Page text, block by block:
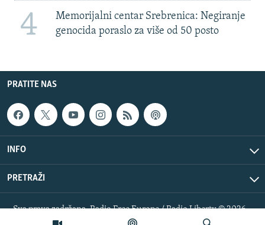
4
Memorijalni centar Srebrenica: Negiranje
genocida poraslo za više od 50 posto
PRATITE NAS
INFO
PRETRAŽI
Sva prava zadržana. Radio Free Europe / Radio Liberty © 2026
RFE/RL, Inc.